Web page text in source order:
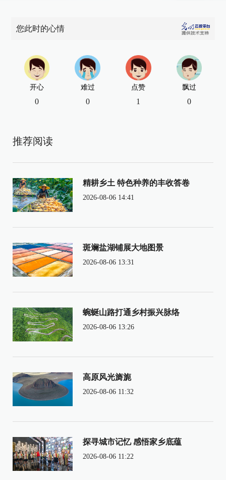
您此时的心情
开心
0
难过
0
点赞
1
飘过
0
推荐阅读
精耕乡土 特色种养的丰收答卷
2026-08-06 14:41
斑斓盐湖铺展大地图景
2026-08-06 13:31
蜿蜒山路打通乡村振兴脉络
2026-08-06 13:26
高原风光旖旎
2026-08-06 11:32
探寻城市记忆 感悟家乡底蕴
2026-08-06 11:22